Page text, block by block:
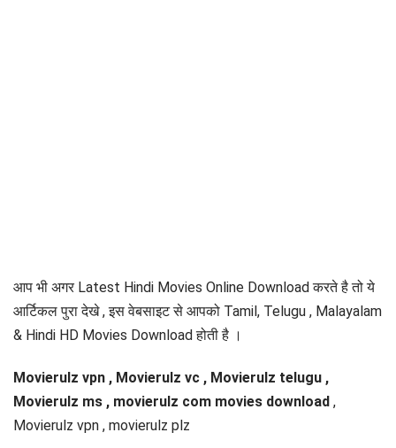
आप भी अगर Latest Hindi Movies Online Download करते है तो ये
आर्टिकल पुरा देखे , इस वेबसाइट से आपको Tamil, Telugu , Malayalam
& Hindi HD Movies Download होती है ।
Movierulz vpn , Movierulz vc , Movierulz telugu ,
Movierulz ms , movierulz com movies download ,
Movierulz vpn , movierulz plz